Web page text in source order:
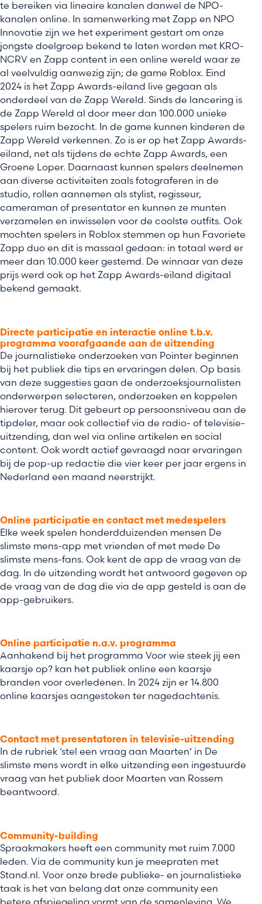
te bereiken via lineaire kanalen danwel de NPO-
kanalen online. In samenwerking met Zapp en NPO
Innovatie zijn we het experiment gestart om onze
jongste doelgroep bekend te laten worden met KRO-
NCRV en Zapp content in een online wereld waar ze
al veelvuldig aanwezig zijn; de game Roblox. Eind
2024 is het Zapp Awards-eiland live gegaan als
onderdeel van de Zapp Wereld. Sinds de lancering is
de Zapp Wereld al door meer dan 100.000 unieke
spelers ruim bezocht. In de game kunnen kinderen de
Zapp Wereld verkennen. Zo is er op het Zapp Awards-
eiland, net als tijdens de echte Zapp Awards, een
Groene Loper. Daarnaast kunnen spelers deelnemen
aan diverse activiteiten zoals fotograferen in de
studio, rollen aannemen als stylist, regisseur,
cameraman of presentator en kunnen ze munten
verzamelen en inwisselen voor de coolste outfits. Ook
mochten spelers in Roblox stemmen op hun Favoriete
Zapp duo en dit is massaal gedaan: in totaal werd er
meer dan 10.000 keer gestemd. De winnaar van deze
prijs werd ook op het Zapp Awards-eiland digitaal
bekend gemaakt.
Directe participatie en interactie online t.b.v.
programma voorafgaande aan de uitzending
De journalistieke onderzoeken van Pointer beginnen
bij het publiek die tips en ervaringen delen. Op basis
van deze suggesties gaan de onderzoeksjournalisten
onderwerpen selecteren, onderzoeken en koppelen
hierover terug. Dit gebeurt op persoonsniveau aan de
tipdeler, maar ook collectief via de radio- of televisie-
uitzending, dan wel via online artikelen en social
content. Ook wordt actief gevraagd naar ervaringen
bij de pop-up redactie die vier keer per jaar ergens in
Nederland een maand neerstrijkt.
Online participatie en contact met medespelers
Elke week spelen honderdduizenden mensen De
slimste mens-app met vrienden of met mede De
slimste mens-fans. Ook kent de app de vraag van de
dag. In de uitzending wordt het antwoord gegeven op
de vraag van de dag die via de app gesteld is aan de
app-gebruikers.
Online participatie n.a.v. programma
Aanhakend bij het programma Voor wie steek jij een
kaarsje op? kan het publiek online een kaarsje
branden voor overledenen. In 2024 zijn er 14.800
online kaarsjes aangestoken ter nagedachtenis.
Contact met presentatoren in televisie-uitzending
In de rubriek ‘stel een vraag aan Maarten’ in De
slimste mens wordt in elke uitzending een ingestuurde
vraag van het publiek door Maarten van Rossem
beantwoord.
Community-building
Spraakmakers heeft een community met ruim 7.000
leden. Via de community kun je meepraten met
Stand.nl. Voor onze brede publieke- en journalistieke
taak is het van belang dat onze community een